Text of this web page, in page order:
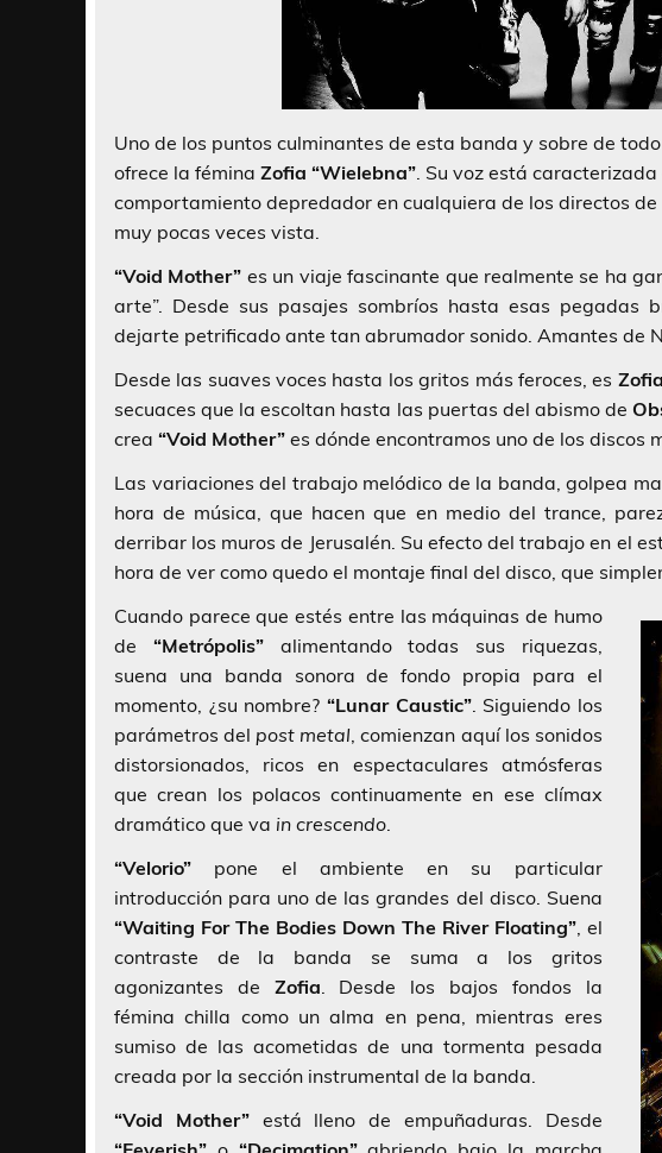
Uno de los puntos culminantes de esta banda y sobre de
ofrece la fémina Zofia “Wielebna”. Su voz está
comportamiento depredador en cualquiera de los directos
muy pocas veces vista.
“Void Mother” es un viaje fascinante que realmente se ha
arte”. Desde sus pasajes sombríos hasta esas
dejarte petrificado ante tan abrumador sonido. Amantes de
Desde las suaves voces hasta los gritos más feroces, es Zofia
secuaces que la escoltan hasta las puertas del abismo de
crea “Void Mother” es dónde encontramos uno de los discos
Las variaciones del trabajo melódico de la banda, golpea
hora de música, que hacen que en medio del trance,
derribar los muros de Jerusalén. Su efecto del trabajo en el
hora de ver como quedo el montaje final del disco, que
Cuando parece que estés entre las máquinas de humo
de “Metrópolis”alimentando todas sus riquezas,
suena una banda sonora de fondo propia para el
momento, ¿su nombre? “Lunar Caustic”. Siguiendo los
parámetros del post metal, comienzan aquí los sonidos
distorsionados, ricos en espectaculares atmósferas
que crean los polacos continuamente en ese clímax
dramático que va in crescendo.
“Velorio” pone el ambiente en su particular
introducción para uno de las grandes del disco. Suena
“Waiting For The Bodies Down The River Floating”, el
contraste de la banda se suma a los gritos
agonizantes de Zofia. Desde los bajos fondos la
fémina chilla como un alma en pena, mientras eres
sumiso de las acometidas de una tormenta pesada
creada por la sección instrumental de la banda.
“Void Mother”está lleno de empuñaduras. Desde